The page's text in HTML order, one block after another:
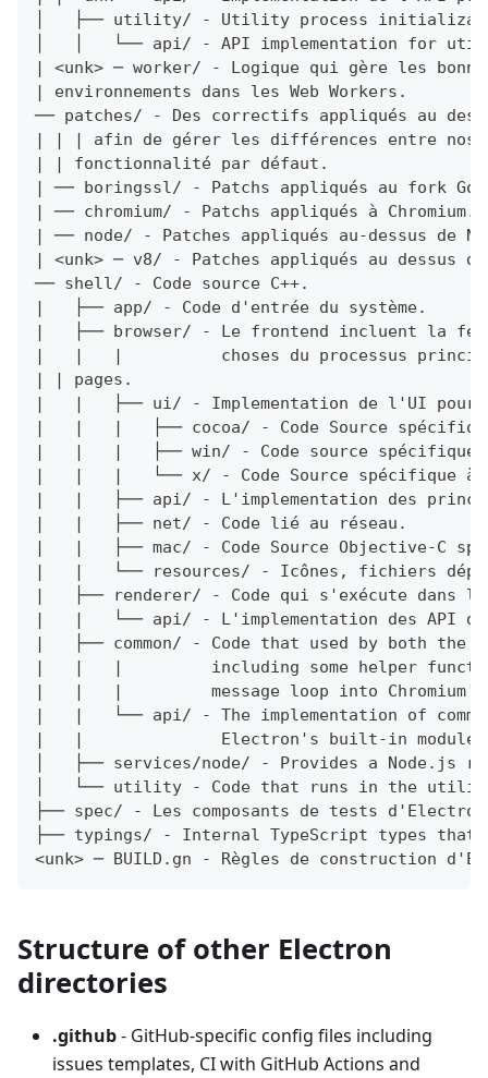
│   ├── utility/ - Utility process
│   │   └── api/ - API implementation for
| <unk> ─ worker/ - Logique qui gère les
| environnements dans les Web Workers.
── patches/ - Des correctifs appliqués au
| | | afin de gérer les différences entre
| | fonctionnalité par défaut.
| ── boringssl/ - Patchs appliqués au fork
| ── chromium/ - Patchs appliqués à Chromium.
| ── node/ - Patches appliqués au-dessus de
| <unk> ─ v8/ - Patches appliqués au dessus
── shell/ - Code source C++.
|   ├── app/ - Code d'entrée du système.
|   ├── browser/ - Le frontend incluent la
|   |   |          choses du processus
| | pages.
|   |   ├── ui/ - Implementation de l'UI pour
|   |   |   ├── cocoa/ - Code Source
|   |   |   ├── win/ - Code source spécifique
|   |   |   └── x/ - Code Source spécifique à
|   |   ├── api/ - L'implementation des
|   |   ├── net/ - Code lié au réseau.
|   |   ├── mac/ - Code Source Objective-C
|   |   └── resources/ - Icônes, fichiers
|   ├── renderer/ - Code qui s'exécute dans le
|   |   └── api/ - L'implementation des API de
|   ├── common/ - Code that used by both the
|   |   |         including some helper
|   |   |         message loop into Chromium's
|   |   └── api/ - The implementation of
|   |              Electron's built-in
│   ├── services/node/ - Provides a
│   └── utility - Code that runs in the
├── spec/ - Les composants de tests
├── typings/ - Internal TypeScript types
<unk> ─ BUILD.gn - Règles de construction
Structure of other Electron
directories
.github- GitHub-specific config files including
issues templates, CI with GitHub Actions and